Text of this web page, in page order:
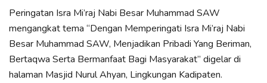
Peringatan Isra Mi’raj Nabi Besar Muhammad SAW
mengangkat tema “Dengan Memperingati Isra Mi’raj Nabi
Besar Muhammad SAW, Menjadikan Pribadi Yang Beriman,
Bertaqwa Serta Bermanfaat Bagi Masyarakat” digelar di
halaman Masjid Nurul Ahyan, Lingkungan Kadipaten.